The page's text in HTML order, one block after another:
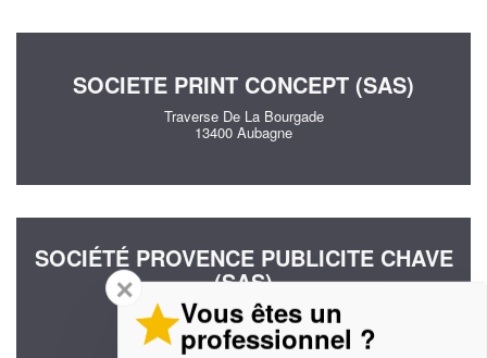
SOCIETE PRINT CONCEPT (SAS)
Traverse De La Bourgade
13400 Aubagne
SOCIÉTÉ PROVENCE PUBLICITE CHAVE
(SAS)
63 Rue De Lenche
13400 Aubagne
✕
Vous êtes un
professionnel ?